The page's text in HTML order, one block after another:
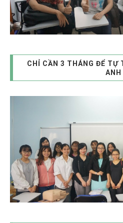
CHỈ CẦN 3 THÁNG ĐỂ TỰ
ANH